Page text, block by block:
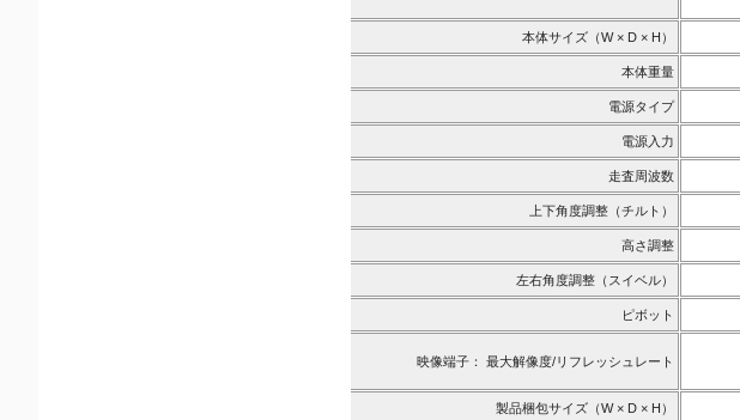
本体サイズ（W × D × H）
本体重量
電源タイプ
電源入力
走査周波数
上下角度調整（チルト）
高さ調整
左右角度調整（スイベル）
ピボット
映像端子： 最大解像度/リフレッシュレート
製品梱包サイズ（W × D × H）